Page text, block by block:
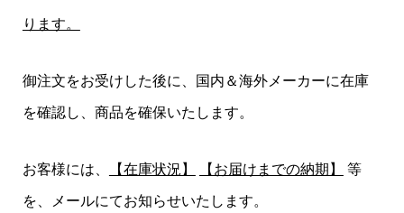
ります。
御注文をお受けした後に、国内＆海外メーカーに在庫
を確認し、商品を確保いたします。
お客様には、 【在庫状況】 【お届けまでの納期】 等
を、メールにてお知らせいたします。